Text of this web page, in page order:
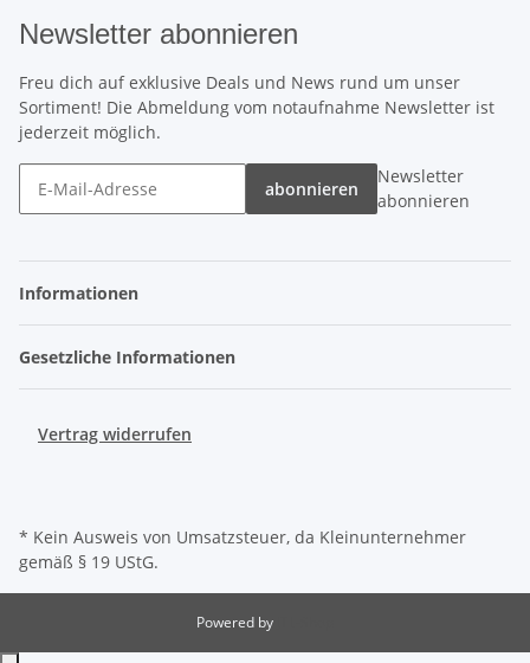
Newsletter abonnieren
Freu dich auf exklusive Deals und News rund um unser
Sortiment! Die Abmeldung vom notaufnahme Newsletter ist
jederzeit möglich.
abonnieren
Newsletter
abonnieren
Informationen
Gesetzliche Informationen
Vertrag widerrufen
* Kein Ausweis von Umsatzsteuer, da Kleinunternehmer
gemäß § 19 UStG.
Powered by